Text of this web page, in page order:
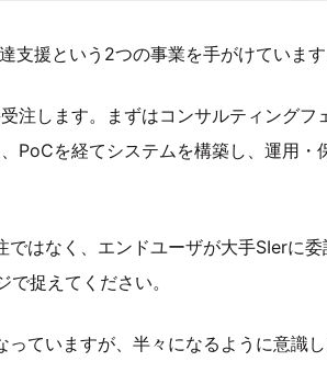
援という2つの事業を手がけています
注します。まずはコンサルティングフ
PoCを経てシステムを構築し、運用・
はなく、エンドユーザが大手SIerに
捉えてください。
ていますが、半々になるように意識